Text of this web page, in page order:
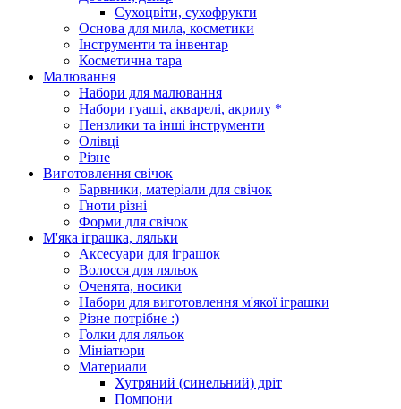
Сухоцвіти, сухофрукти
Основа для мила, косметики
Інструменти та інвентар
Косметична тара
Малювання
Набори для малювання
Набори гуаші, акварелі, акрилу *
Пензлики та інші інструменти
Олівці
Різне
Виготовлення свічок
Барвники, матеріали для свічок
Гноти різні
Форми для свічок
М'яка іграшка, ляльки
Аксесуари для іграшок
Волосся для ляльок
Оченята, носики
Набори для виготовлення м'якої іграшки
Різне потрібне :)
Голки для ляльок
Мініатюри
Материали
Хутряний (синельний) дріт
Помпони